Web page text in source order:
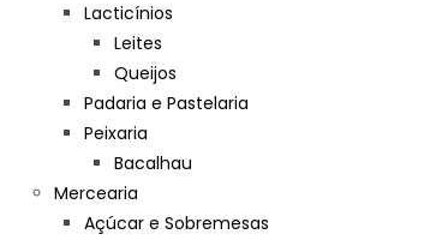
Lacticínios
Leites
Queijos
Padaria e Pastelaria
Peixaria
Bacalhau
Mercearia
Açúcar e Sobremesas